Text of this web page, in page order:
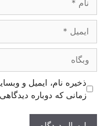
وبگاه
ذخیره نام، ایمیل و
زمانی که دوباره